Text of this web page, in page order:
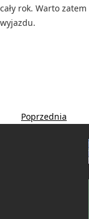
cały rok. Warto
wyjazdu.
Poprzednia